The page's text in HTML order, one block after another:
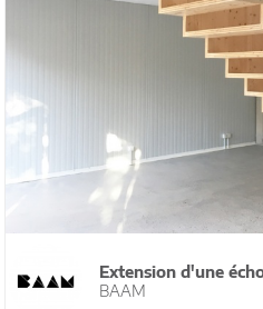
Extension d'une
BAAM